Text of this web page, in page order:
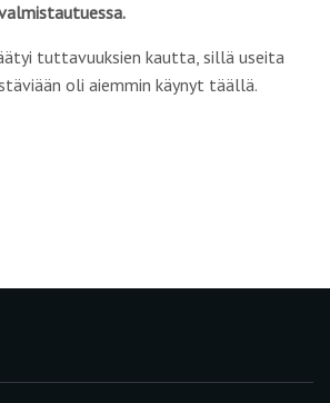
tuttavuuksien kautta, sillä useita
oli aiemmin käynyt täällä.